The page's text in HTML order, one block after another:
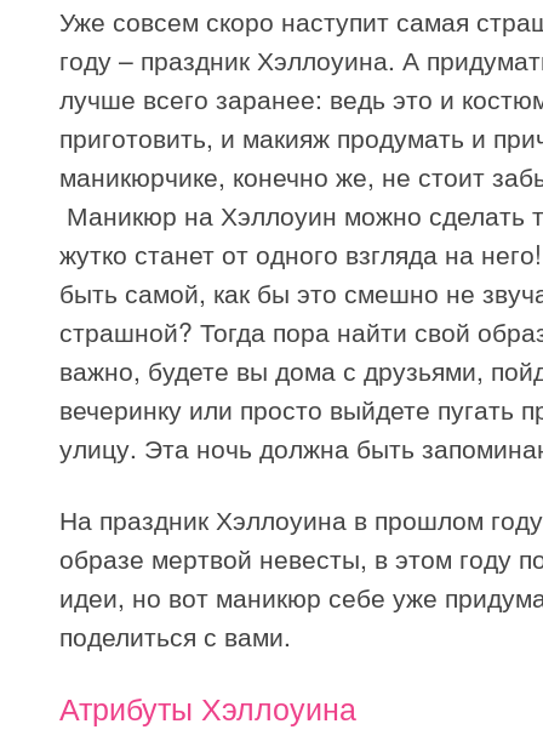
Уже совсем скоро наступит самая
году – праздник Хэллоуина. А
лучше всего заранее: ведь это и
приготовить, и макияж продумать и
маникюрчике, конечно же, не стоит
Маникюр на Хэллоуин можно сделать
жутко станет от одного взгляда на
быть самой, как бы это смешно не
страшной? Тогда пора найти свой
важно, будете вы дома с друзьями,
вечеринку или просто выйдете пугать
улицу. Эта ночь должна быть
На праздник Хэллоуина в прошлом
образе мертвой невесты, в этом году
идеи, но вот маникюр себе уже
поделиться с вами.
Атрибуты Хэллоуина